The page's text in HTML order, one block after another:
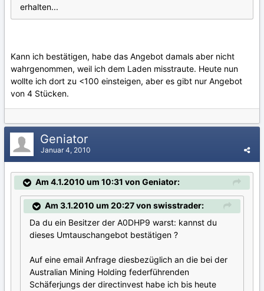
erhalten...
Kann ich bestätigen, habe das Angebot damals aber nicht
wahrgenommen, weil ich dem Laden misstraute. Heute nun
wollte ich dort zu <100 einsteigen, aber es gibt nur Angebot
von 4 Stücken.
Geniator
Januar 4, 2010
Am 4.1.2010 um 10:31 von Geniator:
Am 3.1.2010 um 20:27 von swisstrader:
Da du ein Besitzer der A0DHP9 warst: kannst du
dieses Umtauschangebot bestätigen ?
Auf eine email Anfrage diesbezüglich an die bei der
Australian Mining Holding federführenden
Schäferjungs der directinvest habe ich bis heute